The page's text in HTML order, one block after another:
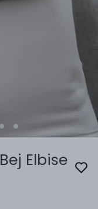
Elbise